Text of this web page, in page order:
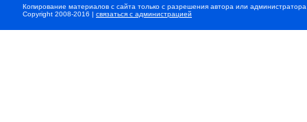
Копирование материалов с сайта только с разрешения автора или
Copyright 2008-2016 | связаться с администрацией